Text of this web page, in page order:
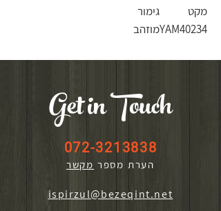
מקט
גימור
YAM40234מוזהב
Get in Touch
072-3213838
הערת מספר מקשר
ispirzul@bezeqint.net